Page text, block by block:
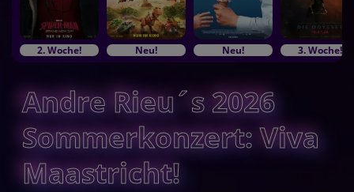
2. Woche! Neu! Neu! 3. Woche!
Andre Rieu´s 2026
Sommerkonzert: Viva
Maastricht!